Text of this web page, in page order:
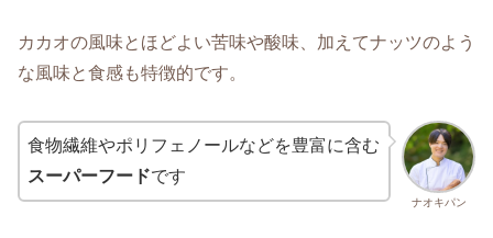
カカオの風味とほどよい苦味や酸味、加えてナッツのよう
な風味と食感も特徴的です。
ナオキパン
食物繊維やポリフェノールなどを豊富に含む
スーパーフードです